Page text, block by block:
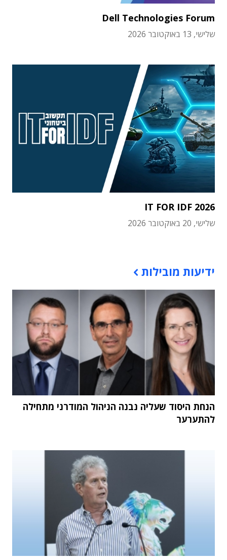
Dell Technologies Forum
שלישי, 13 באוקטובר 2026
IT FOR IDF 2026
שלישי, 20 באוקטובר 2026
ידיעות מובילות
הנחת היסוד שעליה נבנה הניהול המודרני מתחילה
להתערער